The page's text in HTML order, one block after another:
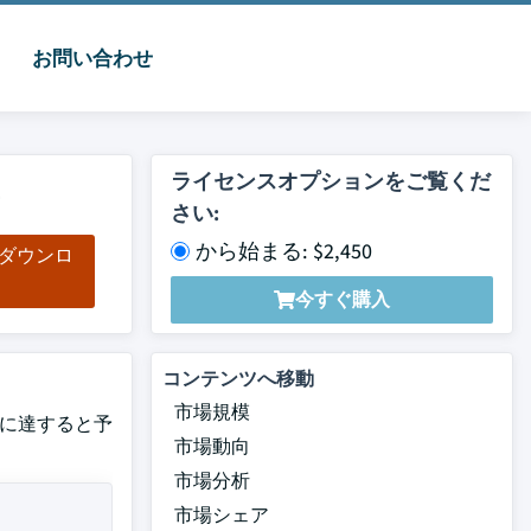
お問い合わせ
ウンロ
ライセンスオプションをご覧くだ
さい:
から始まる: $2,450
今すぐ購入
達すると予
コンテンツへ移動
市場規模
市場動向
市場分析
市場シェア